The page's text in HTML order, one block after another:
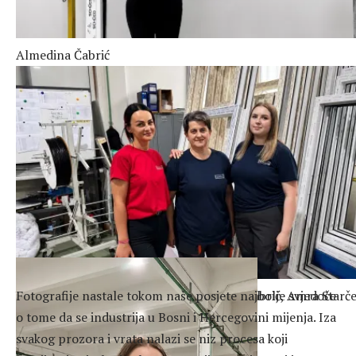
Almedina Čabrić
Uspjeh dolazi kroz timski rad: Almedina Čabrić, Amra
Adelisa Alić
Fotografije nastale tokom naše posjete najbolje svjedoče
o tome da se industrija u Bosni i Hercegovini mijenja. Iza
svakog prozora i vrata nalazi se niz procesa koji